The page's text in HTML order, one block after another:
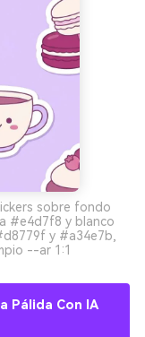
sobre fondo
#e4d7f8 y blanco
y #a34e7b,
--ar 1:1
Pálida Con IA